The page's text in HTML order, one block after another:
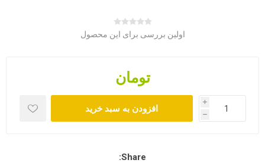
اولین بررسی برای این محصول
تومان
i
h
Share: